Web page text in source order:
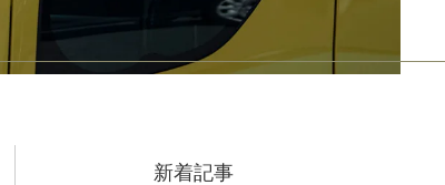
新着記事